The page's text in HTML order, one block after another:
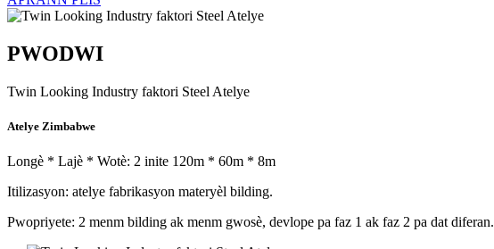
PWODWI
Twin Looking Industry faktori Steel Atelye
Atelye Zimbabwe
Longè * Lajè * Wotè: 2 inite 120m * 60m * 8m
Itilizasyon: atelye fabrikasyon materyèl bilding.
Pwopriyete: 2 menm bilding ak menm gwosè, devlope pa faz 1 ak faz 2 pa dat diferan.